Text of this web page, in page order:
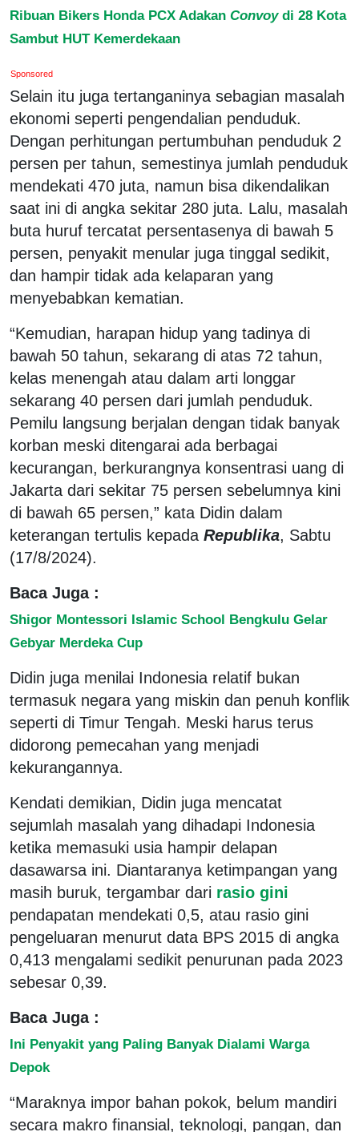
Ribuan Bikers Honda PCX Adakan Convoydi 28 Kota
Sambut HUT Kemerdekaan
Sponsored
Selain itu juga tertanganinya sebagian masalah
ekonomi seperti pengendalian penduduk.
Dengan perhitungan pertumbuhan penduduk 2
persen per tahun, semestinya jumlah penduduk
mendekati 470 juta, namun bisa dikendalikan
saat ini di angka sekitar 280 juta. Lalu, masalah
buta huruf tercatat persentasenya di bawah 5
persen, penyakit menular juga tinggal sedikit,
dan hampir tidak ada kelaparan yang
menyebabkan kematian.
“Kemudian, harapan hidup yang tadinya di
bawah 50 tahun, sekarang di atas 72 tahun,
kelas menengah atau dalam arti longgar
sekarang 40 persen dari jumlah penduduk.
Pemilu langsung berjalan dengan tidak banyak
korban meski ditengarai ada berbagai
kecurangan, berkurangnya konsentrasi uang di
Jakarta dari sekitar 75 persen sebelumnya kini
di bawah 65 persen,” kata Didin dalam
keterangan tertulis kepada Republika, Sabtu
(17/8/2024).
Baca Juga :
Shigor Montessori Islamic School Bengkulu Gelar
Gebyar Merdeka Cup
Didin juga menilai Indonesia relatif bukan
termasuk negara yang miskin dan penuh konflik
seperti di Timur Tengah. Meski harus terus
didorong pemecahan yang menjadi
kekurangannya.
Kendati demikian, Didin juga mencatat
sejumlah masalah yang dihadapi Indonesia
ketika memasuki usia hampir delapan
dasawarsa ini. Diantaranya ketimpangan yang
masih buruk, tergambar dari rasio gini
pendapatan mendekati 0,5, atau rasio gini
pengeluaran menurut data BPS 2015 di angka
0,413 mengalami sedikit penurunan pada 2023
sebesar 0,39.
Baca Juga :
Ini Penyakit yang Paling Banyak Dialami Warga
Depok
“Maraknya impor bahan pokok, belum mandiri
secara makro finansial, teknologi, pangan, dan